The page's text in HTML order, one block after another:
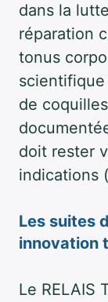
dans la
réparation
tonus
de
doit rester
indications
Les suites
innovation
Le RELAIS